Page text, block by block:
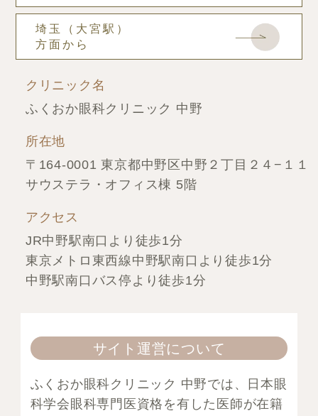
埼玉（大宮駅）
方面から
クリニック名
ふくおか眼科クリニック 中野
所在地
〒164-0001 東京都中野区中野２丁目２４−１１
サウステラ・オフィス棟 5階
アクセス
JR中野駅南口より徒歩1分
東京メトロ東西線中野駅南口より徒歩1分
中野駅南口バス停より徒歩1分
サイト運営について
ふくおか眼科クリニック 中野では、日本眼
科学会眼科専門医資格を有した医師が在籍